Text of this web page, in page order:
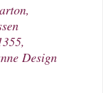
Design